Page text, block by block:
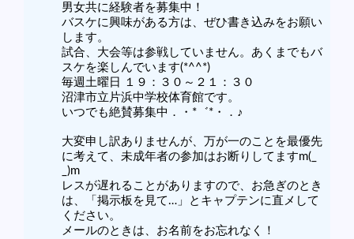
男女共に経験者を募集中！
バスケに興味がある方は、ぜひ書き込みをお願い
します。
試合、大会等は参戦していません。あくまでもバ
スケを楽しんでいます(*^^*)
毎週土曜日 １９：３０～２１：３０
沼津市立片浜中学校体育館です。
いつでも絶賛募集中．・*゛*・．♪
大変申し訳ありませんが、万が一のことを最優先
に考えて、未成年者の参加はお断りしてますm(_
_)m
レスが遅れることがありますので、お急ぎのとき
は、「掲示板を見て…」とキャプテンに直メして
ください。
メールのときは、お名前をお忘れなく！